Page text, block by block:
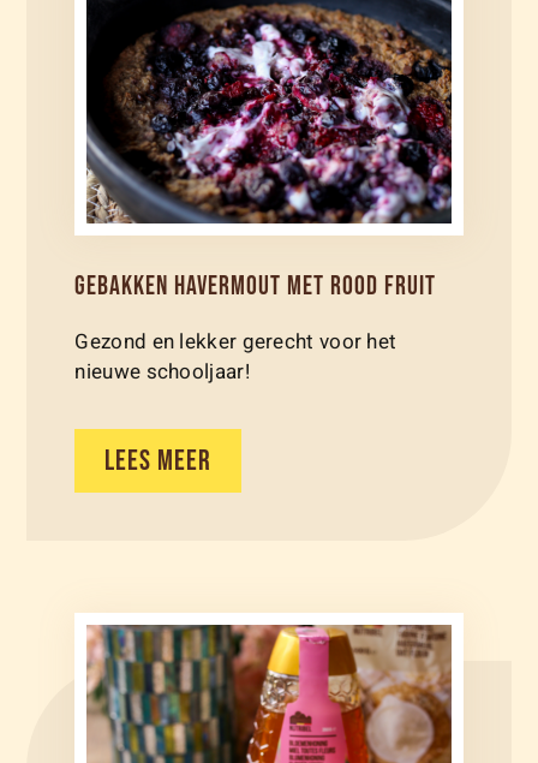
GEBAKKEN HAVERMOUT MET ROOD FRUIT
Gezond en lekker gerecht voor het
nieuwe schooljaar!
LEES MEER